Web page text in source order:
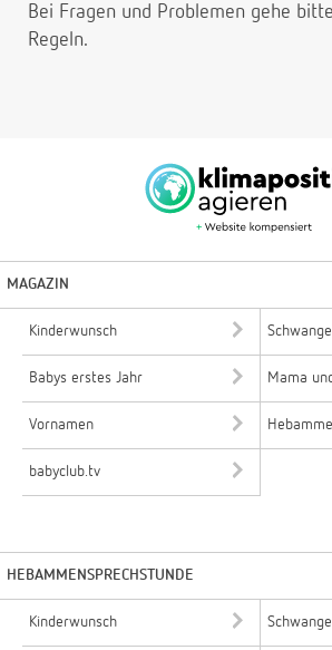
Bei Fragen und Problemen gehe bitte
Regeln.
MAGAZIN
Kinderwunsch
Babys erstes Jahr Mama
Vornamen
babyclub.tv
HEBAMMENSPRECHSTUNDE
Kinderwunsch